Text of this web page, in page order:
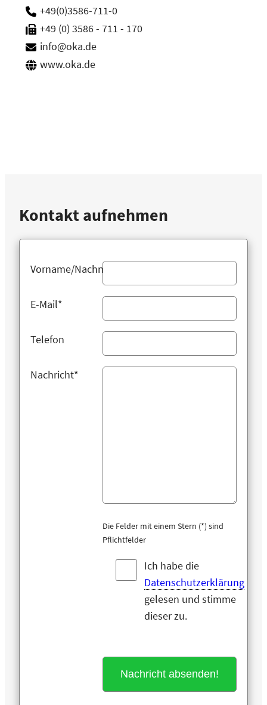
+49(0)3586-711-0
+49 (0) 3586 - 711 - 170
info@oka.de
www.oka.de
Kontakt aufnehmen
Vorname/Nachname
E-Mail*
Telefon
Nachricht*
Die Felder mit einem Stern (*) sind
Pflichtfelder
Ich habe die
Datenschutzerklärung
gelesen und stimme
dieser zu.